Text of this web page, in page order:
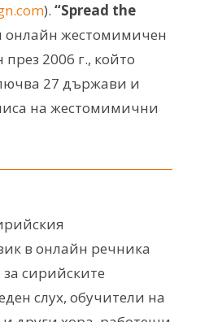
). “Spread the
онлайн жестомимичен
2006 г., който
27 държави и
на жестомимични
в онлайн речника
сирийските
слух, обучители на